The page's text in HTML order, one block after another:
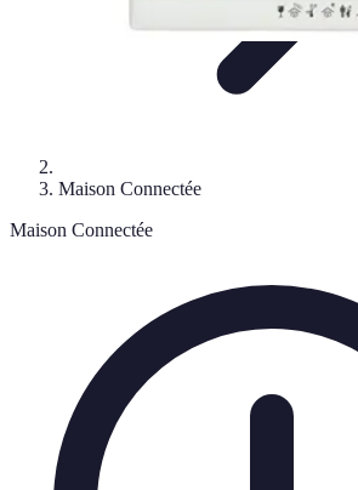
Maison Connectée
Maison Connectée